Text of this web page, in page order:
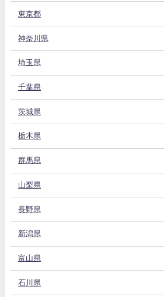
東京都
神奈川県
埼玉県
千葉県
茨城県
栃木県
群馬県
山梨県
長野県
新潟県
富山県
石川県